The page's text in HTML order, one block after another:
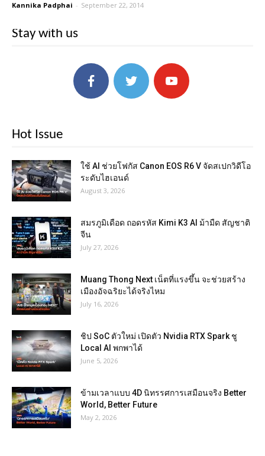
Kannika Padphai - September 22, 2014
Stay with us
Hot Issue
ใช้ AI ช่วยโฟกัส Canon EOS R6 V จัดสเปกวิดีโอ
ระดับไฮเอนด์
August 3, 2026
สมรภูมิเดือด ถอดรหัส Kimi K3 AI ม้ามืด สัญชาติ
จีน
July 27, 2026
Muang Thong Next เน็ตที่แรงขึ้น จะช่วยสร้าง
เมืองอัจฉริยะได้จริงไหม
July 16, 2026
ชิป SoC ตัวใหม่ เปิดตัว Nvidia RTX Spark ชู
Local AI พกพาได้
June 5, 2026
ข้ามเวลาแบบ 4D นิทรรศการเสมือนจริง Better
World, Better Future
May 2, 2026